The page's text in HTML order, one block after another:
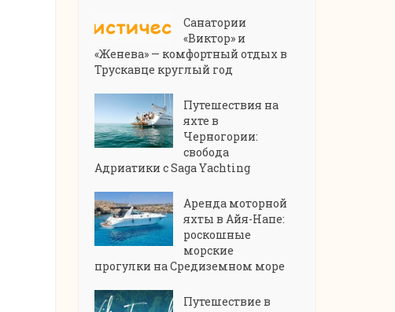
Санатории
«Виктор» и
«Женева» — комфортный отдых в
Трускавце круглый год
Путешествия на
яхте в
Черногории:
свобода
Адриатики с Saga Yachting
Аренда моторной
яхты в Айя-Напе:
роскошные
морские
прогулки на Средиземном море
Путешествие в